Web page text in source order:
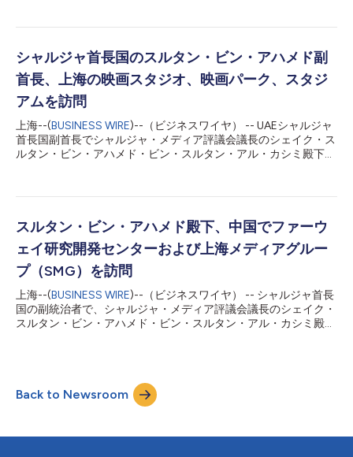
課程の第1期生修了式に出席しました。同課程は、シャルジャ大
ャ・メディア・シティ（Shams）の戦略的支援を受けて提供す
る、同種としては初の課程です。 同殿下は、修了生の成果に誇
りを示し、知識、卓越性、国際理解を重んじる姿勢を共有する両
大学の強固な連携をたたえました。また、修了は終わりではな
く、新たな歩みの始まりであると強調しました。 同殿下は修了
生を安全な港を離れる船になぞらえ、船は水平線の彼方へ進み、
未知を受け入れ、新たな世界を発見するために造られていると述
べました。また、修了生は、成功に必要な知識、粘り強さ、決意
シャルジャ首長国のスルタン・ビン・アハメド副
首長、上海の映画スタジオ、映画パーク、スタジ
アムを訪問
上海--(BUSINESS WIRE)--（ビジネスワイヤ） -- UAEシャルジャ
首長国副首長でシャルジャ・メディア評議会議長のシェイク・ス
ルタン・ビン・アハメド・ビン・スルタン・アル・カシミ殿下は
平方メートルの広さを誇る4つの専用スタジオ、大規模な衣装倉
構成される上海映画スタジオの仕様を概説したビデオを鑑賞され
ました。 また、AI技術を用いて制作された作品についての説明を
受け、録音室、画質管理部門、編集およびポストプロダクション
施設を視察、さらに映画制作プロセスの発展についての説明にも
耳を傾けられました。 さらに、音響効果ホールに赴かれ、映画
作品で使用されている最も著名な音響技術に関するプレゼンテー
ションをご覧になり、「グリーンクロマ」技術や水中撮影技術の
応用分野についての説明を受けられました。 シェイク・スルタ
スルタン・ビン・アハメド殿下、中国でファーウ
ェイ研究開発センターおよび上海メディアグルー
プ（SMG）を訪問
上海--(BUSINESS WIRE)--（ビジネスワイヤ） -- シャルジャ首長
国の副統治者で、シャルジャ・メディア評議会議長のシェイク・
スルタン・ビン・アハメド・ビン・スルタン・アル・カシミ殿下
を備え、3万人以上が勤務する「ファーウェイ・ビレッジ」を視
察しました。施設全体のマスタープランに加え、同社の事業戦略
と製品開発を支える主要設備を確認。あわせて、最高水準で整備
アなど、従業員向けに提供される幅広いサービスについて説明を
Back to Newsroom